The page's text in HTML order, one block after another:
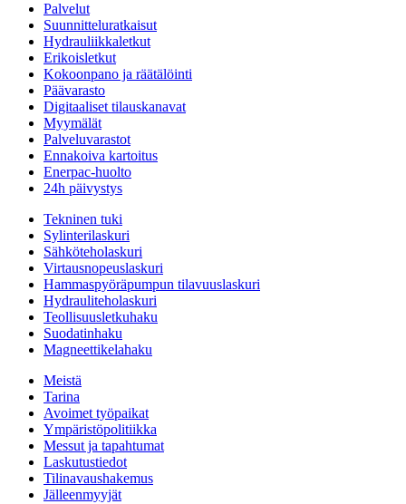
Palvelut
Suunnitteluratkaisut
Hydrauliikkaletkut
Erikoisletkut
Kokoonpano ja räätälöinti
Päävarasto
Digitaaliset tilauskanavat
Myymälät
Palveluvarastot
Ennakoiva kartoitus
Enerpac-huolto
24h päivystys
Tekninen tuki
Sylinterilaskuri
Sähköteholaskuri
Virtausnopeuslaskuri
Hammaspyöräpumpun tilavuuslaskuri
Hydrauliteholaskuri
Teollisuusletkuhaku
Suodatinhaku
Magneettikelahaku
Meistä
Tarina
Avoimet työpaikat
Ympäristöpolitiikka
Messut ja tapahtumat
Laskutustiedot
Tilinavaushakemus
Jälleenmyyjät